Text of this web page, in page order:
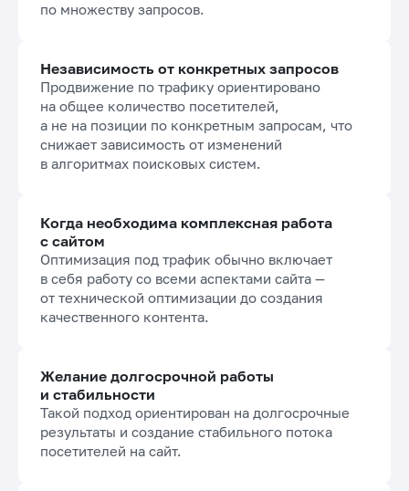
по множеству запросов.
Независимость от конкретных запросов
Продвижение по трафику ориентировано
на общее количество посетителей,
а не на позиции по конкретным запросам, что
снижает зависимость от изменений
в алгоритмах поисковых систем.
Когда необходима комплексная работа
с сайтом
Оптимизация под трафик обычно включает
в себя работу со всеми аспектами сайта —
от технической оптимизации до создания
качественного контента.
Желание долгосрочной работы
и стабильности
Такой подход ориентирован на долгосрочные
результаты и создание стабильного потока
посетителей на сайт.